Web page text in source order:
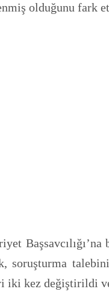
olduğunu fark
Başsavcılığı’na
soruşturma
iki kez değiştirildi